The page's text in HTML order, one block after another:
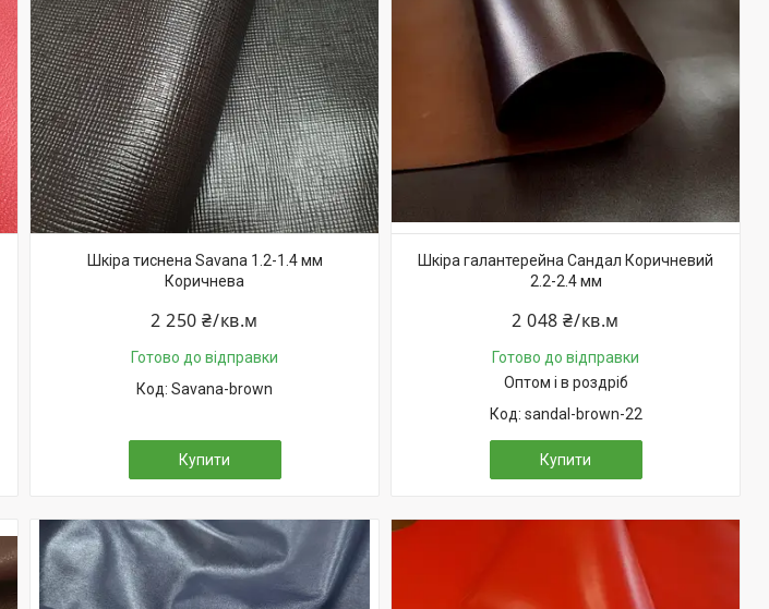
Шкіра тиснена Savana 1.2-1.4 мм
Коричнева
2 250 ₴/кв.м
Готово до відправки
Savana-brown
Купити
Шкіра галантерейна Сандал Коричневий
2.2-2.4 мм
2 048 ₴/кв.м
Готово до відправки
Оптом і в роздріб
sandal-brown-22
Купити